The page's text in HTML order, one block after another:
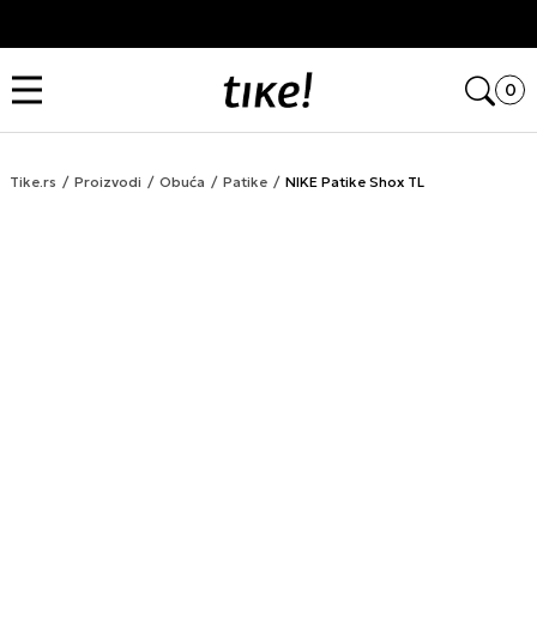
0
Tike.rs Proizvodi Obuća Patike NIKE Patike Shox TL